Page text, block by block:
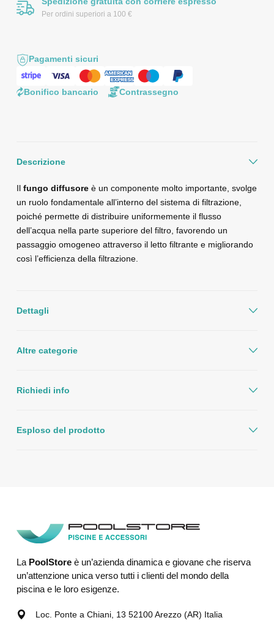
Per ordini superiori a 100 €
Pagamenti sicuri
Bonifico bancario Contrassegno
Descrizione
Il fungo diffusoreè un componente molto importante, svolge
un ruolo fondamentale all’interno del sistema di filtrazione,
poiché permette di distribuire uniformemente il flusso
dell’acqua nella parte superiore del filtro, favorendo un
passaggio omogeneo attraverso il letto filtrante e migliorando
così l’efficienza della filtrazione.
Dettagli
Altre categorie
Richiedi info
Esploso del prodotto
La PoolStoreè un’azienda dinamica e giovane che riserva
un’attenzione unica verso tutti i clienti del mondo della
piscina e le loro esigenze.
Loc. Ponte a Chiani, 13 52100 Arezzo (AR) Italia